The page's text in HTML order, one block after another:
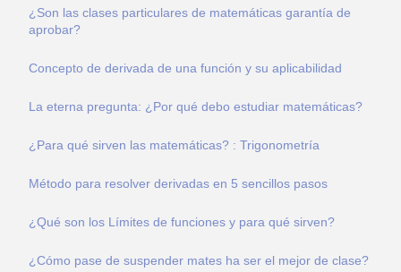
¿Son las clases particulares de matemáticas garantía de
aprobar?
Concepto de derivada de una función y su aplicabilidad
La eterna pregunta: ¿Por qué debo estudiar matemáticas?
¿Para qué sirven las matemáticas? : Trigonometría
Método para resolver derivadas en 5 sencillos pasos
¿Qué son los Límites de funciones y para qué sirven?
¿Cómo pase de suspender mates ha ser el mejor de clase?